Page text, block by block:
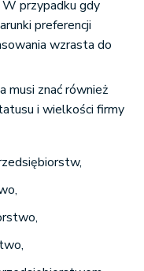
przypadku gdy
preferencji
wzrasta do
musi znać również
i wielkości firmy